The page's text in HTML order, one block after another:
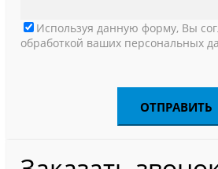
Используя данную форму, Вы
обработкой ваших персональных